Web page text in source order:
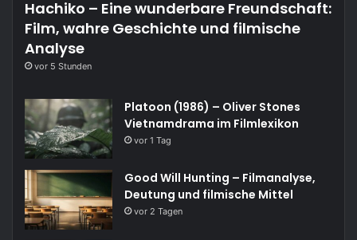
Hachiko – Eine wunderbare Freundschaft:
Film, wahre Geschichte und filmische
Analyse
vor 5 Stunden
Platoon (1986) – Oliver Stones
Vietnamdrama im Filmlexikon
vor 1 Tag
Good Will Hunting – Filmanalyse,
Deutung und filmische Mittel
vor 2 Tagen